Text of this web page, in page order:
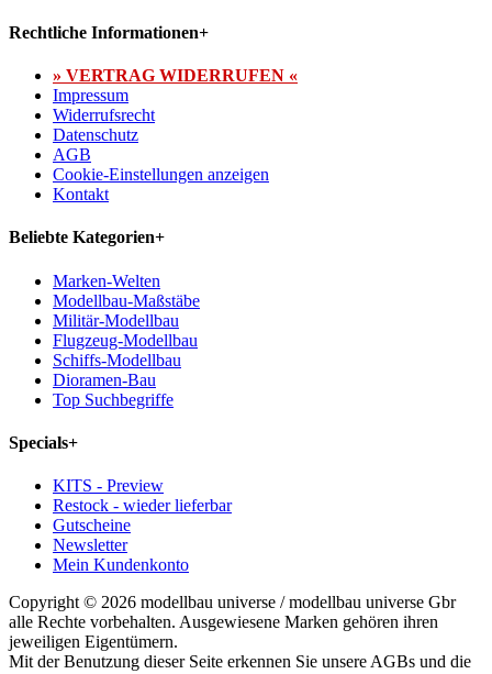
Rechtliche Informationen+
» VERTRAG WIDERRUFEN «
Impressum
Widerrufsrecht
Datenschutz
AGB
Cookie-Einstellungen anzeigen
Kontakt
Beliebte Kategorien+
Marken-Welten
Modellbau-Maßstäbe
Militär-Modellbau
Flugzeug-Modellbau
Schiffs-Modellbau
Dioramen-Bau
Top Suchbegriffe
Specials+
KITS - Preview
Restock - wieder lieferbar
Gutscheine
Newsletter
Mein Kundenkonto
Copyright © 2026 modellbau universe / modellbau universe Gbr
alle Rechte vorbehalten. Ausgewiesene Marken gehören ihren
jeweiligen Eigentümern.
Mit der Benutzung dieser Seite erkennen Sie unsere AGBs und die